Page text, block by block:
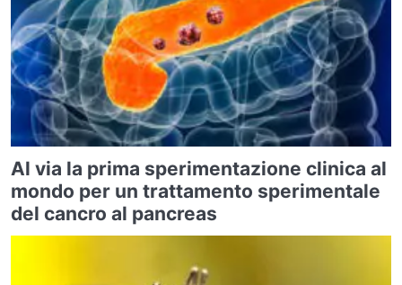
Al via la prima sperimentazione clinica al
mondo per un trattamento sperimentale
del cancro al pancreas